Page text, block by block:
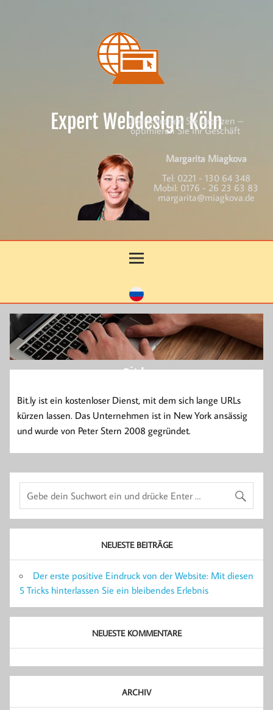
Expert Webdesign Köln
Überschreiten Sie Grenzen –
optimieren Sie Ihr Geschäft
Margarita Miagkova
Tel: 0221 - 130 64 348
Mobil: 0176 - 26 23 63 83
margarita@miagkova.de
Bit.ly
Bit.ly ist ein kostenloser Dienst, mit dem sich lange URLs
kürzen lassen. Das Unternehmen ist in New York ansässig
und wurde von Peter Stern 2008 gegründet.
NEUESTE BEITRÄGE
Der erste positive Eindruck von der Website: Mit diesen
5 Tricks hinterlassen Sie ein bleibendes Erlebnis
NEUESTE KOMMENTARE
ARCHIV